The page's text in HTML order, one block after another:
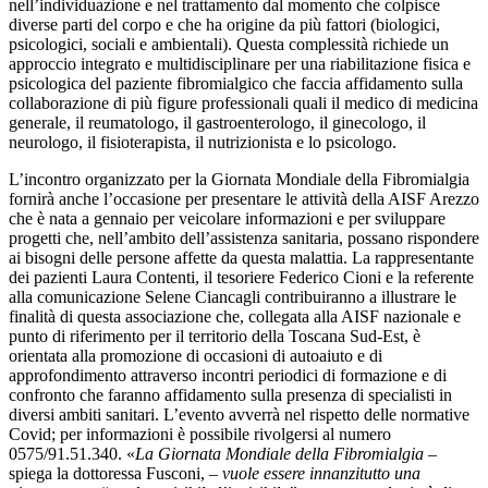
nell’individuazione e nel trattamento dal momento che colpisce
diverse parti del corpo e che ha origine da più fattori (biologici,
psicologici, sociali e ambientali). Questa complessità richiede un
approccio integrato e multidisciplinare per una riabilitazione fisica e
psicologica del paziente fibromialgico che faccia affidamento sulla
collaborazione di più figure professionali quali il medico di medicina
generale, il reumatologo, il gastroenterologo, il ginecologo, il
neurologo, il fisioterapista, il nutrizionista e lo psicologo.
L’incontro organizzato per la Giornata Mondiale della Fibromialgia
fornirà anche l’occasione per presentare le attività della AISF Arezzo
che è nata a gennaio per veicolare informazioni e per sviluppare
progetti che, nell’ambito dell’assistenza sanitaria, possano rispondere
ai bisogni delle persone affette da questa malattia. La rappresentante
dei pazienti Laura Contenti, il tesoriere Federico Cioni e la referente
alla comunicazione Selene Ciancagli contribuiranno a illustrare le
finalità di questa associazione che, collegata alla AISF nazionale e
punto di riferimento per il territorio della Toscana Sud-Est, è
orientata alla promozione di occasioni di autoaiuto e di
approfondimento attraverso incontri periodici di formazione e di
confronto che faranno affidamento sulla presenza di specialisti in
diversi ambiti sanitari. L’evento avverrà nel rispetto delle normative
Covid; per informazioni è possibile rivolgersi al numero
0575/91.51.340. «La Giornata Mondiale della Fibromialgia –
spiega la dottoressa Fusconi, – vuole essere innanzitutto una